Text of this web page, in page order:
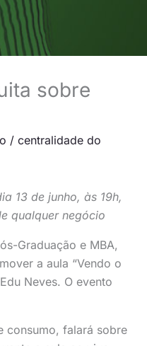
sobre
/ centralidade do
13 de junho, às 19h,
qualquer negócio
Graduação e MBA,
a aula “Vendo o
Neves. O evento
consumo, falará sobre